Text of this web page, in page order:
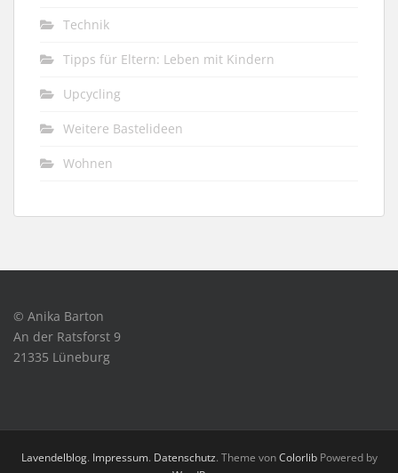
Technik
Tipps für Eltern: Leben mit Kindern
Upcycling
Weitere Bastelideen
Wohnen
© Anika Barton
An der Ratsforst 9
21335 Lüneburg
Lavendelblog. Impressum. Datenschutz. Theme vonColorlibPowered by